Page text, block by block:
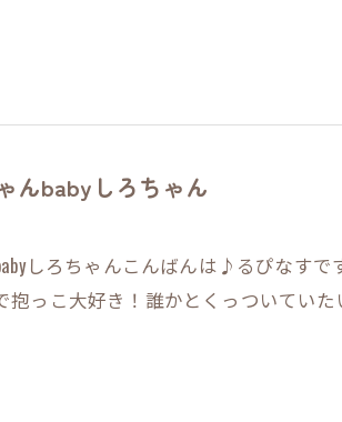
んbabyしろちゃん
しろちゃんこんばんは♪るぴなすで
抱っこ大好き！誰かとくっついてい